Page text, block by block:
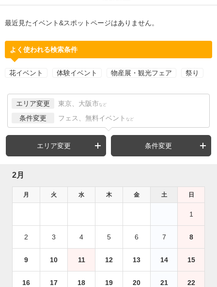
最近見たイベント&スポットページはありません。
よく使われる検索条件
花イベント 体験イベント 物産展・観光フェア 祭り
エリア変更 東京、大阪市 など
条件変更 フェス、無料イベント など
エリア変更 条件変更
2月
月 火 水 木 金 土 日
1
2 3 4 5 6 7 8
9 10 11 12 13 14 15
16 17 18 19 20 21 22